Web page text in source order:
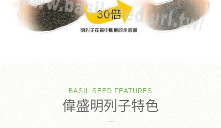
BASIL SEED FEATURES
偉盛明列子特色